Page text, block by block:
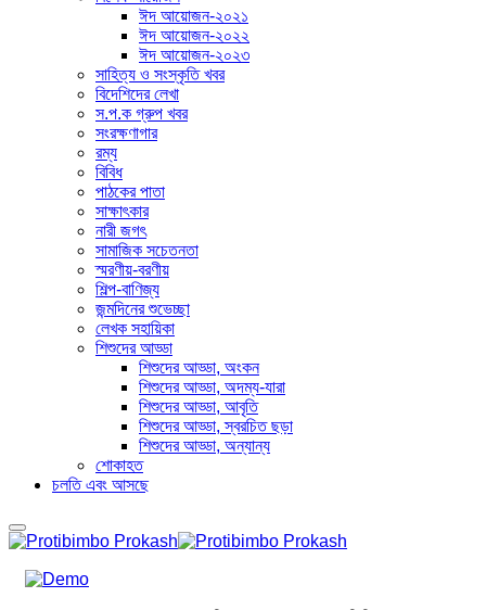
ঈদ আয়োজন-২০২১
ঈদ আয়োজন-২০২২
ঈদ আয়োজন-২০২৩
সাহিত্য ও সংস্কৃতি খবর
বিদেশিদের লেখা
স.প.ক গ্রুপ খবর
সংরক্ষণাগার
রম্য
বিবিধ
পাঠকের পাতা
সাক্ষাৎকার
নারী জগৎ
সামাজিক সচেতনতা
স্মরণীয়-বরণীয়
শিল্প-বাণিজ্য
জন্মদিনের শুভেচ্ছা
লেখক সহায়িকা
শিশুদের আড্ডা
শিশুদের আড্ডা, অংকন
শিশুদের আড্ডা, অদম্য-যারা
শিশুদের আড্ডা, আবৃতি
শিশুদের আড্ডা, স্বরচিত ছড়া
শিশুদের আড্ডা, অন্যান্য
শোকাহত
চলতি এবং আসছে